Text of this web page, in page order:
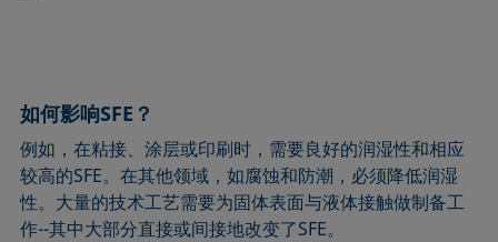
如何影响SFE？
例如，在粘接、涂层或印刷时，需要良好的润湿性和相应
较高的SFE。在其他领域，如腐蚀和防潮，必须降低润湿
性。大量的技术工艺需要为固体表面与液体接触做制备工
作--其中大部分直接或间接地改变了SFE。